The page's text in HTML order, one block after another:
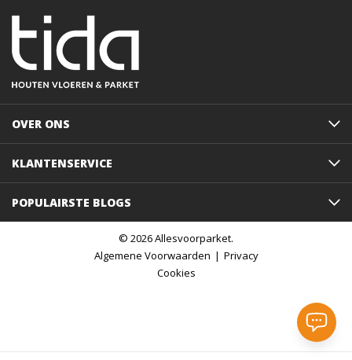
OVER ONS
KLANTENSERVICE
POPULAIRSTE BLOGS
© 2026 Allesvoorparket.
Algemene Voorwaarden
Privacy
Cookies